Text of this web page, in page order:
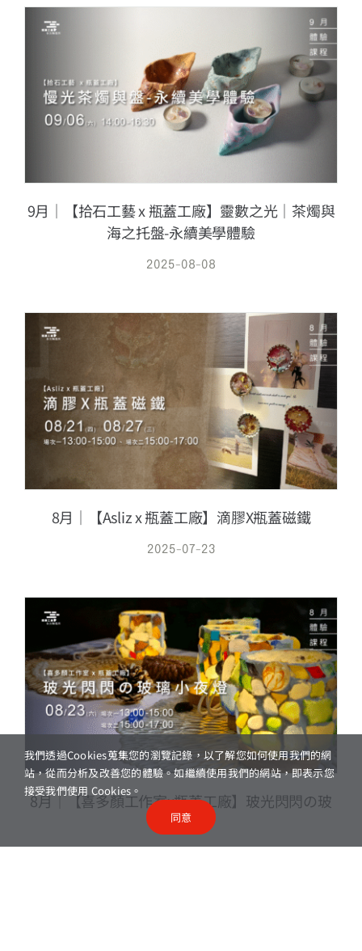
9月｜【拾石工藝 x 瓶蓋工廠】靈數之光｜茶燭與
海之托盤-永續美學體驗
2025-08-08
8月｜【Asliz x 瓶蓋工廠】滴膠X瓶蓋磁鐵
2025-07-23
8月｜【喜多顏工作室x瓶蓋工廠】玻光閃閃の玻
璃小夜燈
我們透過Cookies蒐集您的瀏覽記錄，以了解您如何使用我們的網
站，從而分析及改善您的體驗。如繼續使用我們的網站，即表示您
接受我們使用 Cookies。
同意